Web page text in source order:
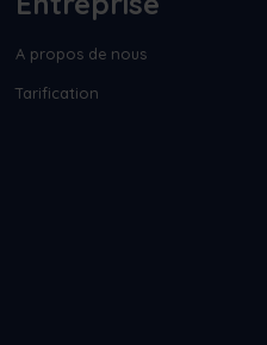
A propos de nous
Tarification